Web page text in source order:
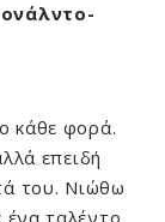
κάθε φορά.
επειδή
του. Νιώθω
ταλέντο